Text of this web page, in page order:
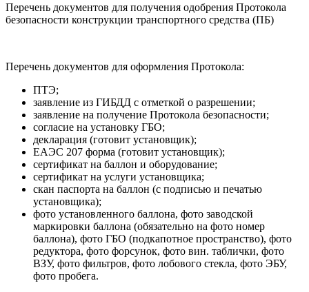
Перечень документов для получения одобрения Протокола
безопасности конструкции транспортного средства (ПБ)
Перечень документов для оформления Протокола:
ПТЭ;
заявление из ГИБДД с отметкой о разрешении;
заявление на получение Протокола безопасности;
согласие на установку ГБО;
декларация (готовит установщик);
ЕАЭС 207 форма (готовит установщик);
сертификат на баллон и оборудование;
сертификат на услуги установщика;
скан паспорта на баллон (с подписью и печатью
установщика);
фото установленного баллона, фото заводской
маркировки баллона (обязательно на фото номер
баллона), фото ГБО (подкапотное пространство), фото
редуктора, фото форсунок, фото вин. таблички, фото
ВЗУ, фото фильтров, фото лобового стекла, фото ЭБУ,
фото пробега.